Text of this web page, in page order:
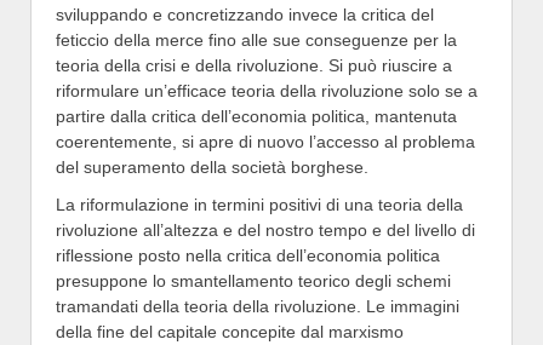
sviluppando e concretizzando invece la critica del
feticcio della merce fino alle sue conseguenze per la
teoria della crisi e della rivoluzione. Si può riuscire a
riformulare un’efficace teoria della rivoluzione solo se a
partire dalla critica dell’economia politica, mantenuta
coerentemente, si apre di nuovo l’accesso al problema
del superamento della società borghese.
La riformulazione in termini positivi di una teoria della
rivoluzione all’altezza e del nostro tempo e del livello di
riflessione posto nella critica dell’economia politica
presuppone lo smantellamento teorico degli schemi
tramandati della teoria della rivoluzione. Le immagini
della fine del capitale concepite dal marxismo